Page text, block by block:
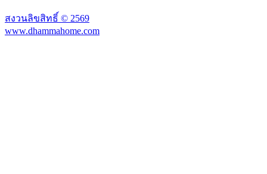
สงวนลิขสิทธิ์ © 2569
www.dhammahome.com